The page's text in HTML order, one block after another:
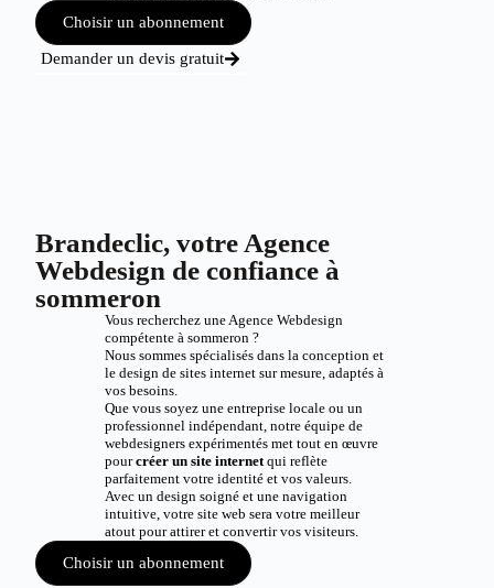
Choisir un abonnement
Demander un devis gratuit
Brandeclic, votre Agence
Webdesign de confiance à
sommeron
Vous recherchez une Agence Webdesign
compétente à sommeron ?
Nous sommes spécialisés dans la conception et
le design de sites internet sur mesure, adaptés à
vos besoins.
Que vous soyez une entreprise locale ou un
professionnel indépendant, notre équipe de
webdesigners expérimentés met tout en œuvre
pourcréer un site internetqui reflète
parfaitement votre identité et vos valeurs.
Avec un design soigné et une navigation
intuitive, votre site web sera votre meilleur
atout pour attirer et convertir vos visiteurs.
Choisir un abonnement